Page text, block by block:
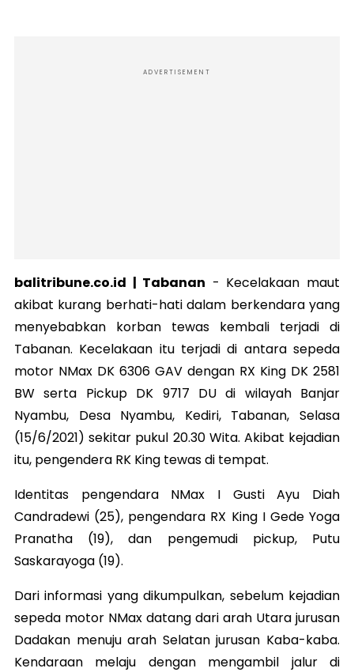
ADVERTISEMENT
balitribune.co.id | Tabanan - Kecelakaan maut
akibat kurang berhati-hati dalam berkendara yang
menyebabkan korban tewas kembali terjadi di
Tabanan. Kecelakaan itu terjadi di antara sepeda
motor NMax DK 6306 GAV dengan RX King DK 2581
BW serta Pickup DK 9717 DU di wilayah Banjar
Nyambu, Desa Nyambu, Kediri, Tabanan, Selasa
(15/6/2021) sekitar pukul 20.30 Wita. Akibat kejadian
itu, pengendera RK King tewas di tempat.
Identitas pengendara NMax I Gusti Ayu Diah
Candradewi (25), pengendara RX King I Gede Yoga
Pranatha (19), dan pengemudi pickup, Putu
Saskarayoga (19).
Dari informasi yang dikumpulkan, sebelum kejadian
sepeda motor NMax datang dari arah Utara jurusan
Dadakan menuju arah Selatan jurusan Kaba-kaba.
Kendaraan melaju dengan mengambil jalur di